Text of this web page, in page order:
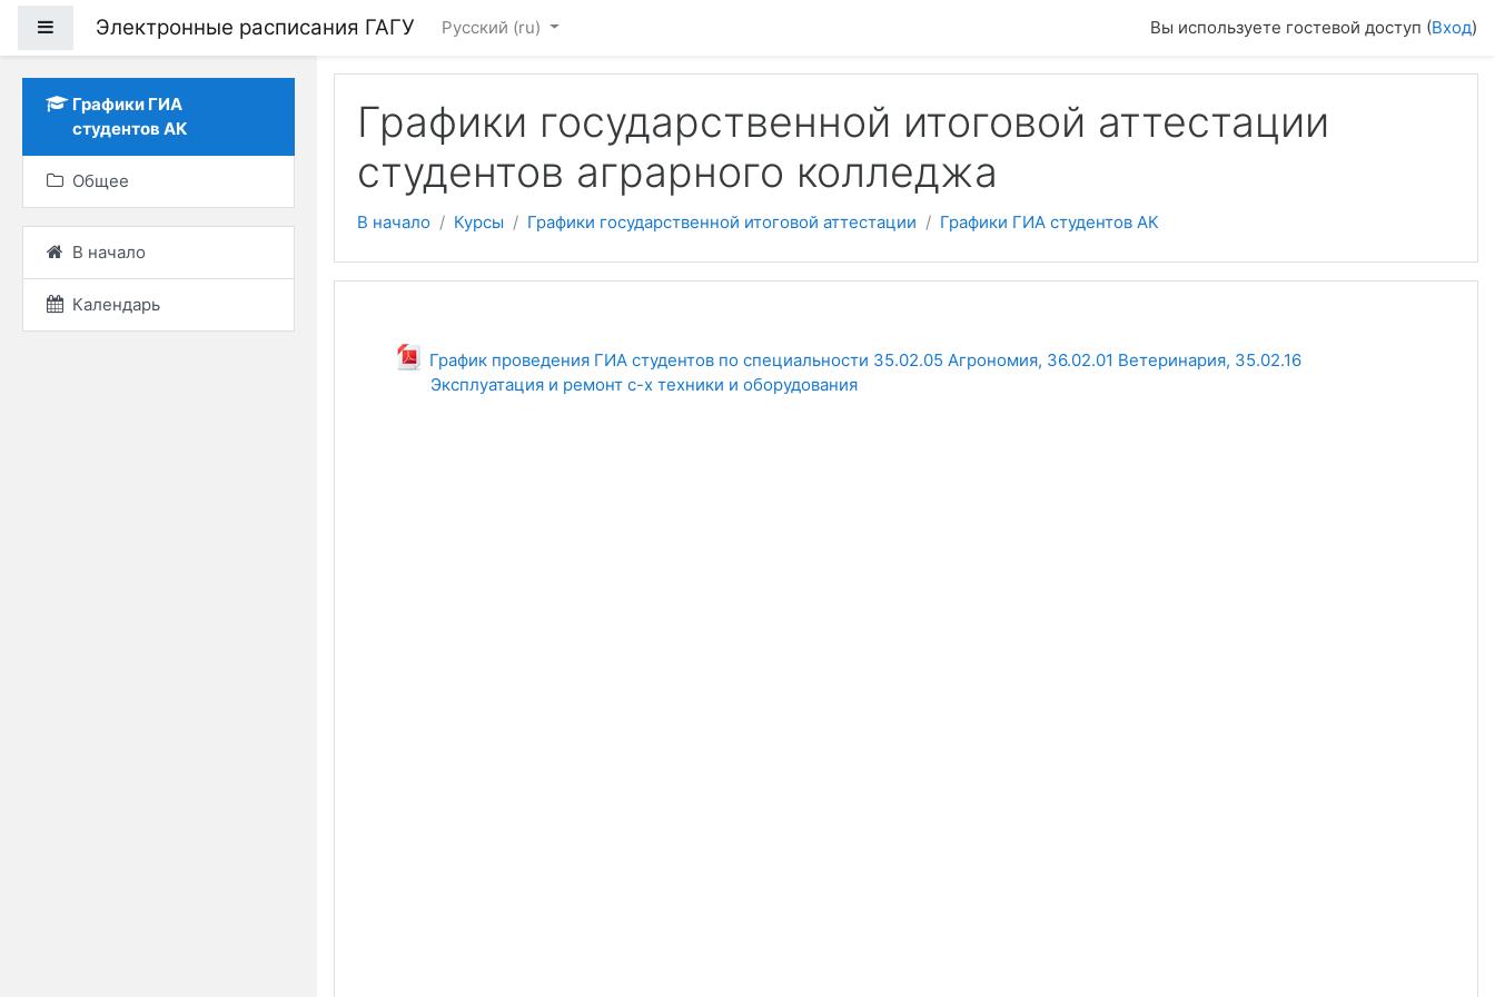
Боковая панель
Электронные расписания ГАГУ Русский ‎(ru)‎ Вы используете гостевой доступ (Вход)
Графики государственной итоговой аттестации
студентов аграрного колледжа
В начало Курсы Графики государственной итоговой аттестации Графики ГИА студентов АК
ОбщееГрафик проведения ГИА студентов по специальности 35.02.05 Агрономия, 36.02.01 Ветеринария, 35.02.16
Эксплуатация и ремонт с-х техники и оборудования
Файл
Графики ГИА
студентов АК
Общее
В начало
Календарь